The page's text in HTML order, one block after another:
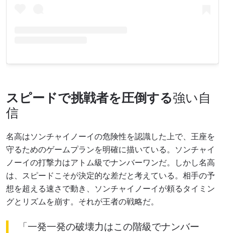
スピードで挑戦者を圧倒する強い自
信
名高はソンチャイノーイの危険性を認識した上で、王座を
守るためのゲームプランを明確に描いている。ソンチャイ
ノーイの打撃力はアトム級でナンバーワンだ。しかし名高
は、スピードこそが決定的な差だと考えている。相手の予
想を超える速さで動き、ソンチャイノーイが頼るタイミン
グとリズムを崩す。それが王者の戦略だ。
「一発一発の破壊力はこの階級でナンバー